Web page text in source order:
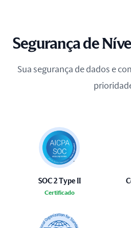
Segurança de
Sua segurança de dados e
SOC 2 Type II
Certificado